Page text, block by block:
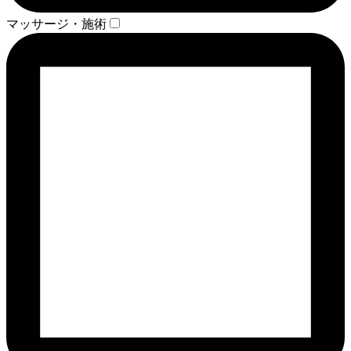
マッサージ・施術